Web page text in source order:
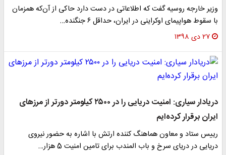
وزیر خارجه روسیه گفت که اطلاعاتی در دست دارد حاکی از آن‌که همزمان
با سقوط هواپیمای اوکراینی در ایران، حداقل ۶ جنگنده…
۲۷ دی ۱۳۹۸
دریادار سیاری: امنیت دریایی را در ۲۵۰۰ کیلومتر دور‌تر از مرز‌های
ایران برقرار کرده‌ایم
رییس ستاد و معاون هماهنگ کننده ارتش با اشاره به حضور نیروی
دریایی در دریای سرخ و باب المندب برای تامین امنیت 5 هزار…